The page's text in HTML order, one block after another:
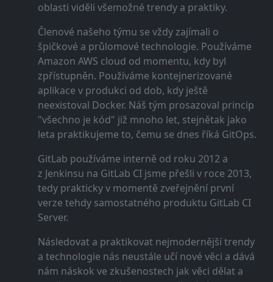
oblasti viděli všemožné trendy a praktiky.
Členové našeho týmu se vždy zajímali o
špičkové a průlomové technologie. Používáme
Amazon AWS cloud od momentu, kdy byl
zpřístupněn. Používáme kontejnerizované
aplikace v produkci od dob, kdy ještě
neexistoval Docker. Náš tým prosazoval princip
"všechno je kód" již mnoho let, stejnětak jako
leta praktikujeme to, čemu se dnes říká GitOps.
GitLab používáme interně od roku 2012 a
z Jenkinsu na GitLab CI jsme přešli v roce 2013,
tedy prakticky v momentě zveřejnění první
verze tehdy samostatného produktu GitLab CI
Server.
Následovat a praktikovat nejmodernější trendy
a technologie nás neustále učí nové věci a dává
nám náskok ve zkušenostech jak věci dělat a